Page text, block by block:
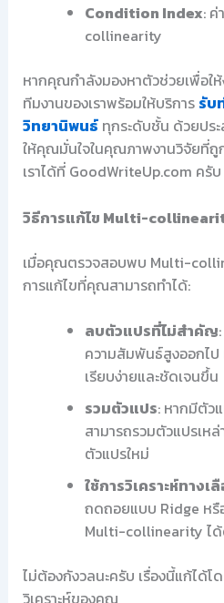
Condition Index:
collinearity
หากคุณกำลังมองหาตัวช่วยเพื่อใ
ทีมงานของเราพร้อมให้บริการ รับ
วิทยานิพนธ์ทุกระดับชั้น ด้วยประ
ให้คุณมั่นใจในคุณภาพงานวิจัยที่
เราได้ที่ GoodWriteUp.com ครับ
วิธีการแก้ไข Multi-
เมื่อคุณตรวจสอบพบ Multi-
การแก้ไขที่คุณสามารถทำได้:
ลบตัวแปรที่ไม่สำคัญ
ความสัมพันธ์สูงออกไป
เรียบง่ายและชัดเจนขึ้น
รวมตัวแปร: หากมีตัว
สามารถรวมตัวแปรเห
ตัวแปรใหม่
ใช้การวิเคราะห์ทางเ
ถดถอยแบบ Ridge หรื
Multi-collinearity ไ
ไม่ต้องกังวลนะครับ เรื่องนี้แก้ได้โ
วิเคราะห์ของคุณ